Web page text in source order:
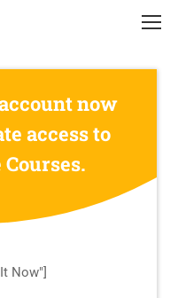
now
access to
Now"]